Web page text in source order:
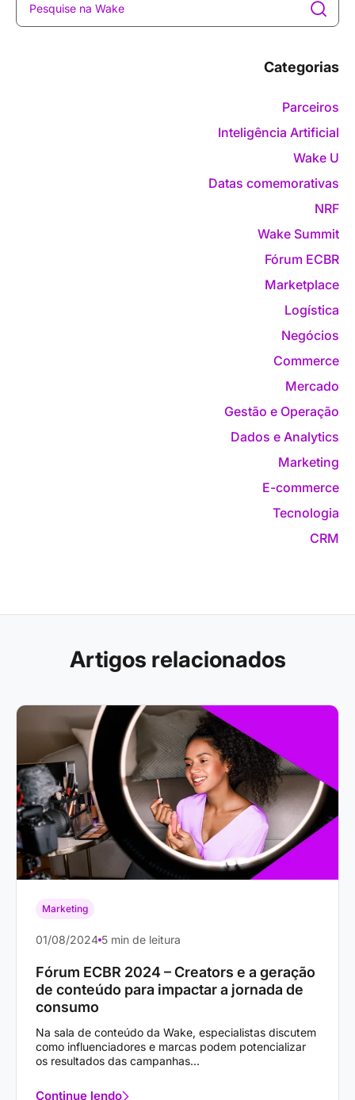
Categorias
Parceiros
Inteligência Artificial
Wake U
Datas comemorativas
NRF
Wake Summit
Fórum ECBR
Marketplace
Logística
Negócios
Commerce
Mercado
Gestão e Operação
Dados e Analytics
Marketing
E-commerce
Tecnologia
CRM
Artigos relacionados
Marketing
01/08/2024 5 min de leitura
Fórum ECBR 2024 – Creators e a geração
de conteúdo para impactar a jornada de
consumo
Na sala de conteúdo da Wake, especialistas discutem
como influenciadores e marcas podem potencializar
os resultados das campanhas...
Continue lendo